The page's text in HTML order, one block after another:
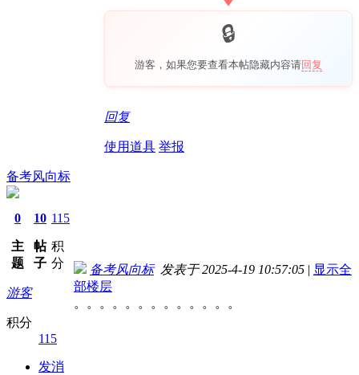
游客，如果您要查看本帖隐藏内容请回复
回复
使用道具 举报
备考风向标
0
主
题
10
帖
子
115
积
分
游客
积分
115
发消
备考风向标发表于 2025-4-19 10:57:05 | 显示全
部楼层
。。。。。。。。。。。。。